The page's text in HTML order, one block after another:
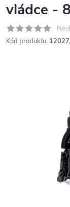
vládce -
Kód produktu: